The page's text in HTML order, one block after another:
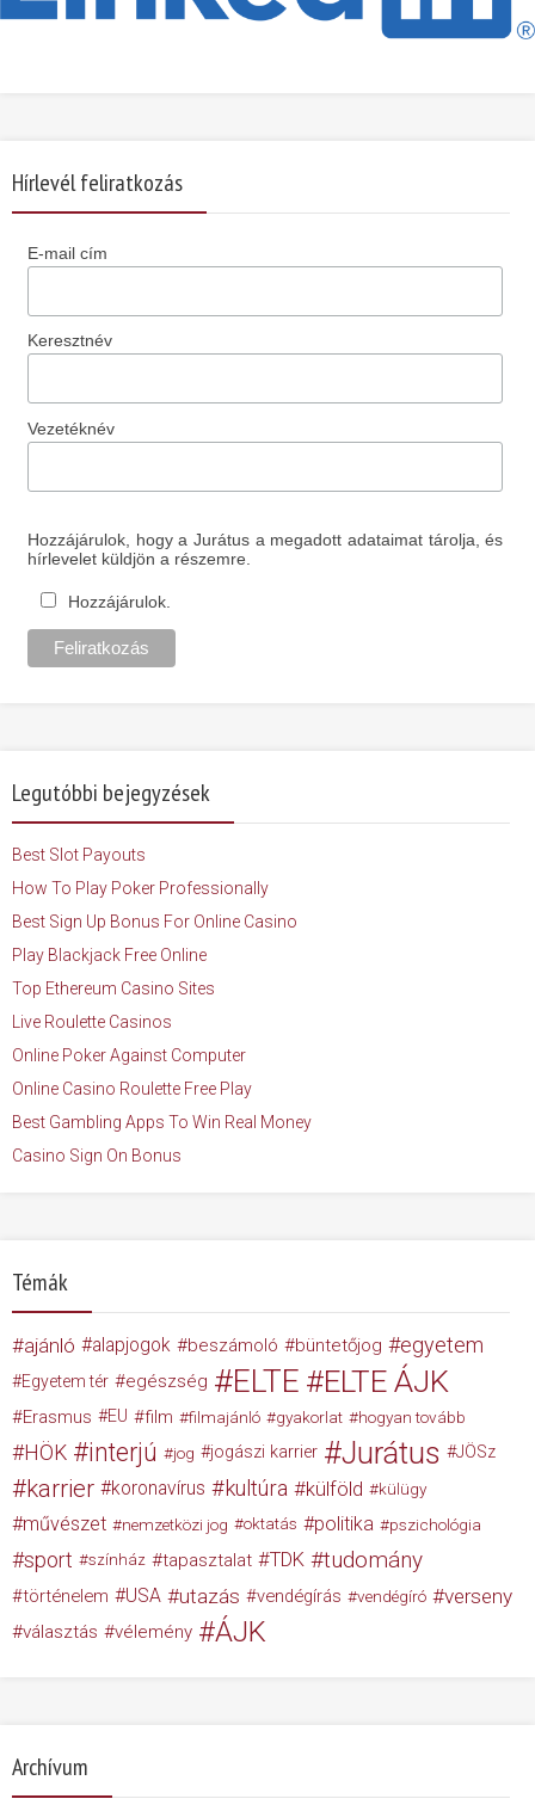
Hírlevél feliratkozás
E-mail cím
Keresztnév
Vezetéknév
Hozzájárulok, hogy a Jurátus a megadott adataimat tárolja, és
hírlevelet küldjön a részemre.
Hozzájárulok.
Legutóbbi bejegyzések
Best Slot Payouts
How To Play Poker Professionally
Best Sign Up Bonus For Online Casino
Play Blackjack Free Online
Top Ethereum Casino Sites
Live Roulette Casinos
Online Poker Against Computer
Online Casino Roulette Free Play
Best Gambling Apps To Win Real Money
Casino Sign On Bonus
Témák
ajánló alapjogok beszámoló büntetőjog egyetem
Egyetem tér egészség ELTE ELTE ÁJK
Erasmus EU film filmajánló gyakorlat hogyan tovább
HÖK interjú jog jogászi karrier Jurátus JÖSz
karrier koronavírus kultúra külföld külügy
művészet nemzetközi jog oktatás politika pszichológia
sport színház tapasztalat TDK tudomány
történelem USA utazás vendégírás vendégíró verseny
választás vélemény ÁJK
Archívum